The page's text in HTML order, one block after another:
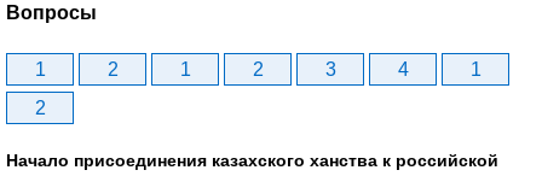
Вопросы
1 2 1 2 3 4
1
2
Начало присоединения казахского ханства к российской